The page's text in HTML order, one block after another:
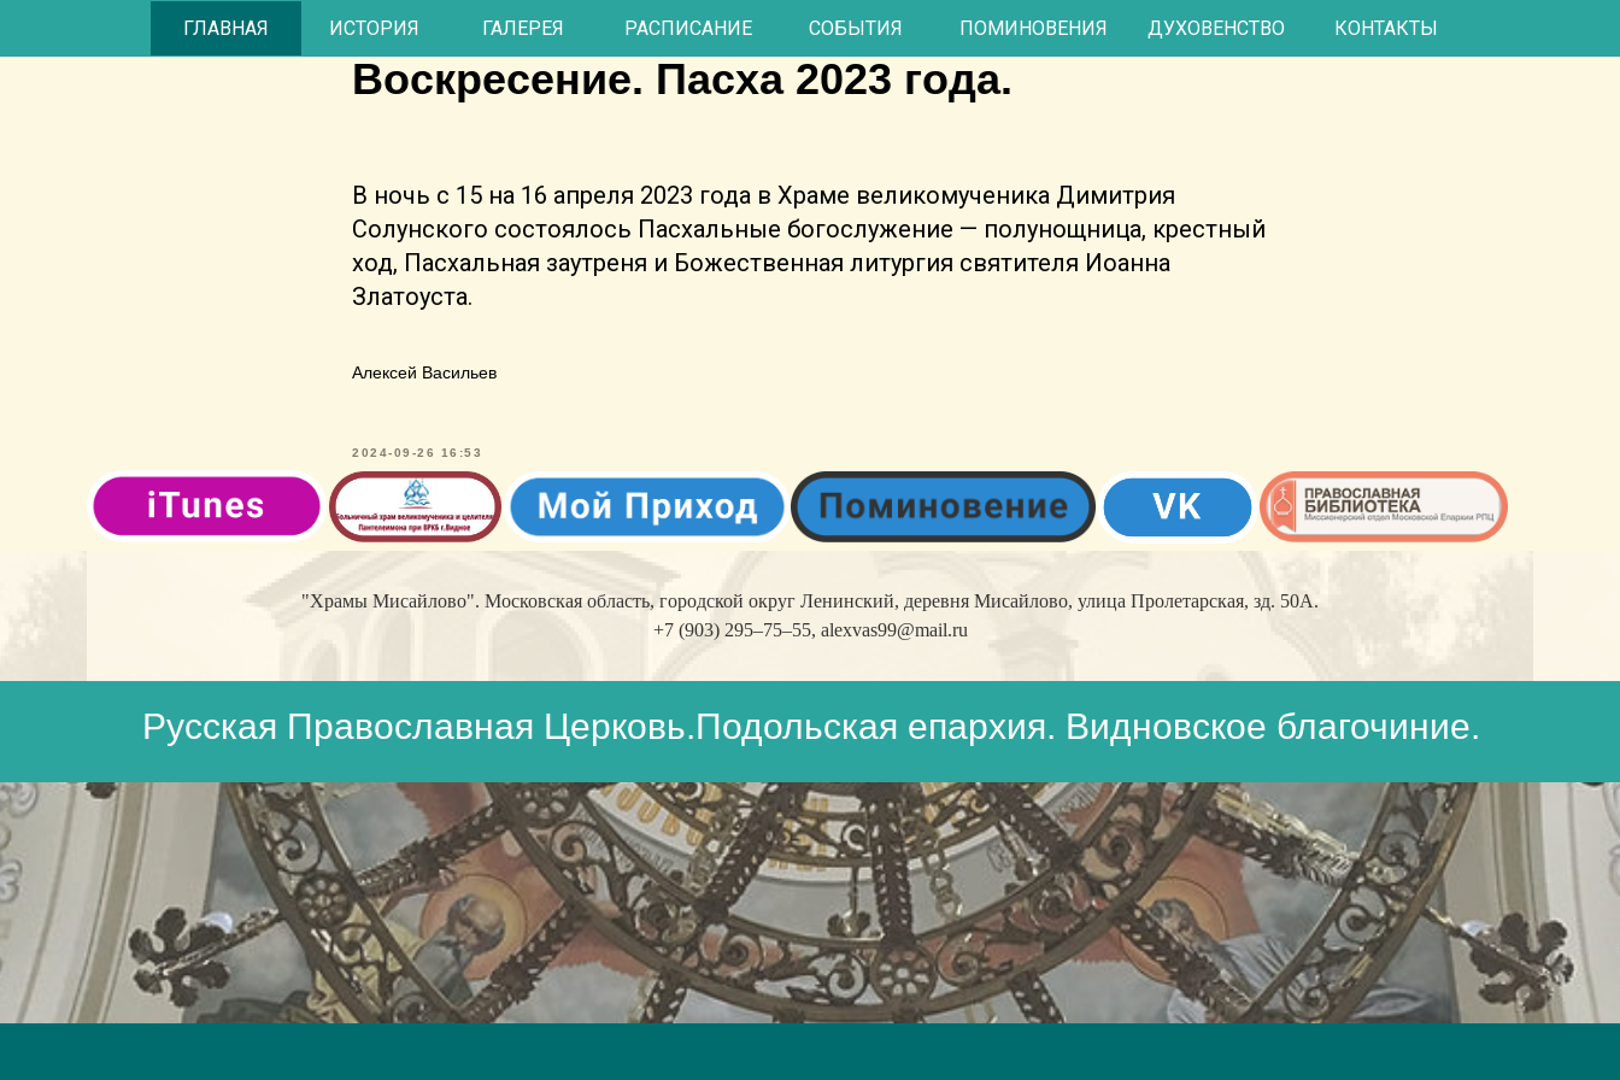
ГЛАВНАЯ ИСТОРИЯ ГАЛЕРЕЯ РАСПИСАНИЕ СОБЫТИЯ КОНТАКТЫ
ПОМИНОВЕНИЯ ДУХОВЕНСТВО
Христос Воскресе! Светлое Христово
Воскресение. Пасха 2023 года.
В ночь с 15 на 16 апреля 2023 года в Храме великомученика Димитрия
Солунского состоялось Пасхальные богослужение — полунощница, крестный
ход, Пасхальная заутреня и Божественная литургия святителя Иоанна
Златоуста.
Алексей Васильев
2024-09-26 16:53
"Храмы Мисайлово". Московская область, городской округ Ленинский, деревня Мисайлово, улица Пролетарская, зд. 50А.
+7 (903) 295–75–55, alexvas99@mail.ru
Русская Православная Церковь.Подольская епархия. Видновское благочиние.